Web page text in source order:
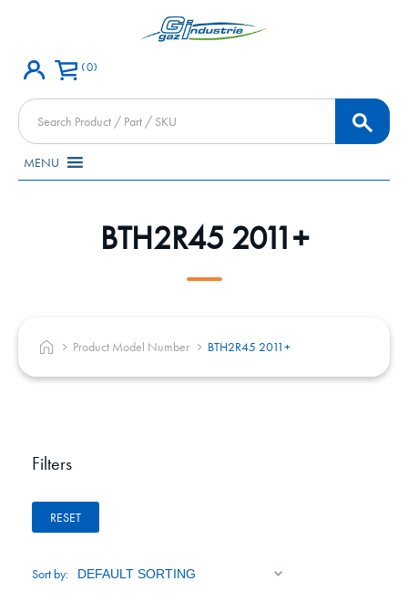
0
Products
search
MENU
BTH2R45 2011+
Product Model Number BTH2R45 2011+
Filters
RESET
Sort by: